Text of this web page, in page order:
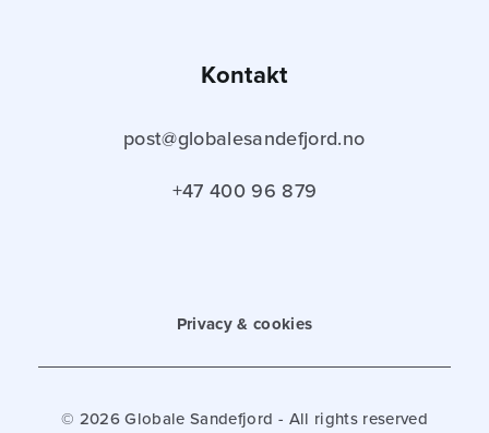
Kontakt
post@globalesandefjord.no
+47 400 96 879
© 2026 Globale Sandefjord - All rights reserved
Privacy & cookies